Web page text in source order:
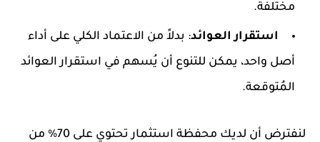
مختلفة.
استقرار العوائد: بدلاً من الاعتماد الكلي على أداء
أصل واحد، يمكن للتنوع أن يُسهم في استقرار العوائد
المُتوقعة.
لنفترض أن لديك محفظة استثمار تحتوي على 70% من